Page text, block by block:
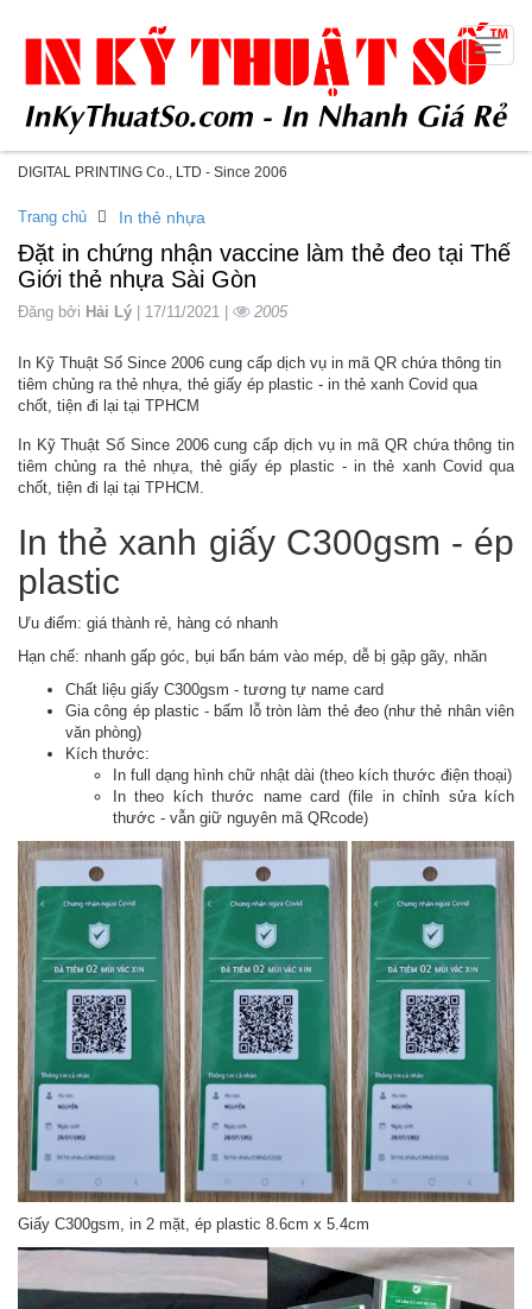
DIGITAL PRINTING Co., LTD - Since 2006
Toggle
Trang chủ In thẻ nhựa
Đặt in chứng nhận vaccine làm thẻ đeo tại Thế
Giới thẻ nhựa Sài Gòn
Đăng bởi Hải Lý | 17/11/2021 | 2005
In Kỹ Thuật Số Since 2006 cung cấp dịch vụ in mã QR chứa thông tin
tiêm chủng ra thẻ nhựa, thẻ giấy ép plastic - in thẻ xanh Covid qua
chốt, tiện đi lại tại TPHCM
In Kỹ Thuật Số Since 2006 cung cấp dịch vụ in mã QR chứa thông tin
tiêm chủng ra thẻ nhựa, thẻ giấy ép plastic - in thẻ xanh Covid qua
chốt, tiện đi lại tại TPHCM.
In thẻ xanh giấy C300gsm - ép
plastic
Ưu điểm: giá thành rẻ, hàng có nhanh
Hạn chế: nhanh gấp góc, bụi bẩn bám vào mép, dễ bị gập gãy, nhăn
Chất liệu giấy C300gsm - tương tự name card
Gia công ép plastic - bấm lỗ tròn làm thẻ đeo (như thẻ nhân viên
văn phòng)
Kích thước:
In full dạng hình chữ nhật dài (theo kích thước điện thoại)
In theo kích thước name card (file in chỉnh sửa kích
thước - vẫn giữ nguyên mã QRcode)
Giấy C300gsm, in 2 mặt, ép plastic 8.6cm x 5.4cm